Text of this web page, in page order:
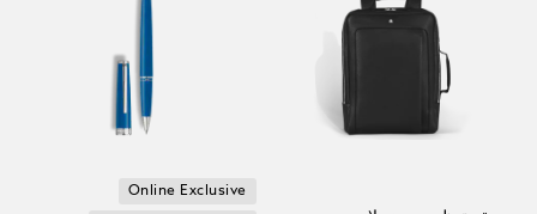
Online Exclusive